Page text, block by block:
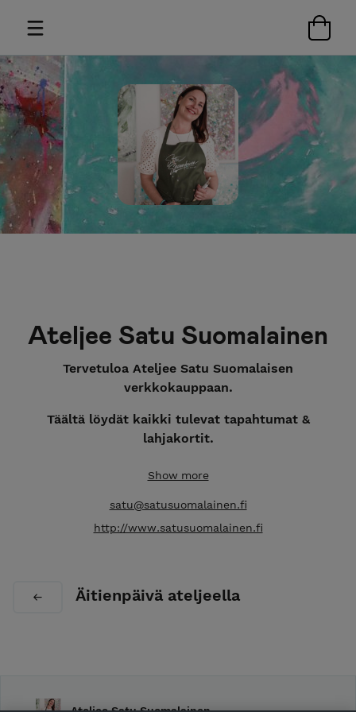
Ateljee Satu Suomalainen
Tervetuloa Ateljee Satu Suomalaisen
verkkokauppaan.
Täältä löydät kaikki tulevat tapahtumat &
lahjakortit.
Seuraavan kuukauden avoimet tapahtumat
Esimerkiksi maaliskuun tapahtumat julkaistaan
verkkokauppaan helmikuun puolessa välissä.
Show more
satu@satusuomalainen.fi
http://www.satusuomalainen.fi
Äitienpäivä ateljeella